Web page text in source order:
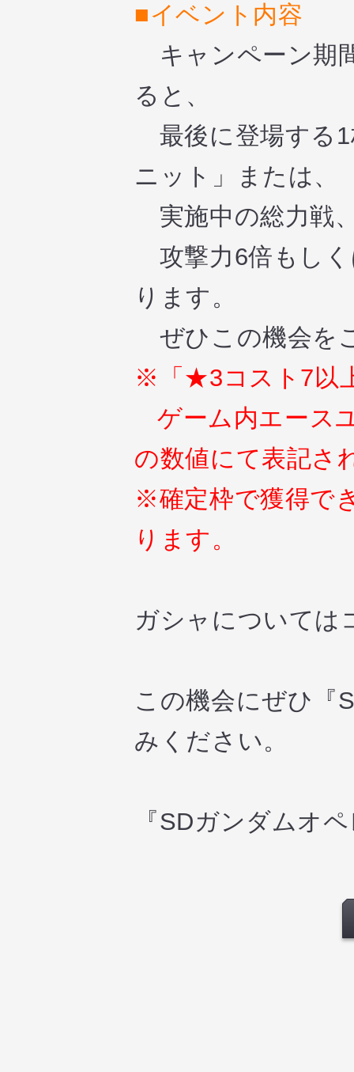
■イベント内容
キャンペーン期
ると、
最後に登場する
ニット」または、
実施中の総力戦
攻撃力6倍もしく
ります。
ぜひこの機会を
※「★3コスト7以
ゲーム内エース
の数値にて表記さ
※確定枠で獲得で
ります。
ガシャについては
この機会にぜひ『
みください。
『SDガンダムオ